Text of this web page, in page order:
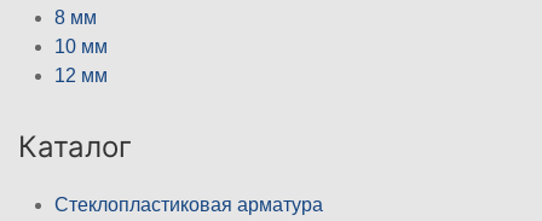
8 мм
10 мм
12 мм
Каталог
Стеклопластиковая арматура